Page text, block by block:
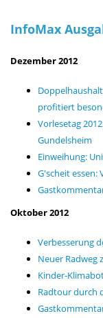
InfoMax
Dezember 2012
profitiert
Vorlesetag
Gundelsheim
Einweihung:
G'scheit essen:
Oktober 2012
Verbesserung
Neuer Radweg
Kinder-
Radtour durch